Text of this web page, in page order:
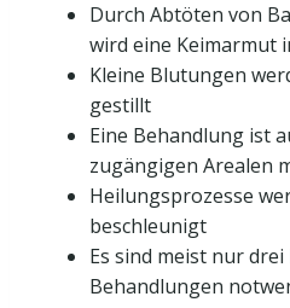
Durch Abtöten von
wird eine Keimarmut
Kleine Blutungen
gestillt
Eine Behandlung ist
zugängigen Arealen
Heilungsprozesse
beschleunigt
Es sind meist nur
Behandlungen